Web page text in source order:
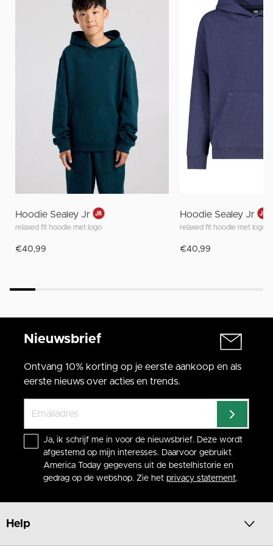
Hoodie Sealey Jr
relaxed fit hoodie met logo
€40,99
Hoodie Sealey Jr
relaxed fit hoodie met logo
€40,99
Nieuwsbrief
Ontvang 10% korting op je eerste aankoop en als
eerste nieuws over acties en trends.
Ja, ik schrijf me in voor de nieuwsbrief. Deze wordt
afgestemd op mijn interesses. Daarvoor gebruikt
America Today gegevens uit de bestelhistorie en
gedrag op de webshop. Zie het privacy statement.
Help